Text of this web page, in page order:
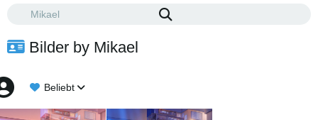
Bilder by Mikael
Beliebt